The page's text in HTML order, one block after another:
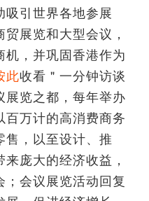
吸引世界各地参展
展览和大型会议，
机，并巩固香港作为
此收看＂一分钟访谈
展览之都，每年举办
百万计的高消费商务
售，以至设计、推
庞大的经济收益，
；会议展览活动回复